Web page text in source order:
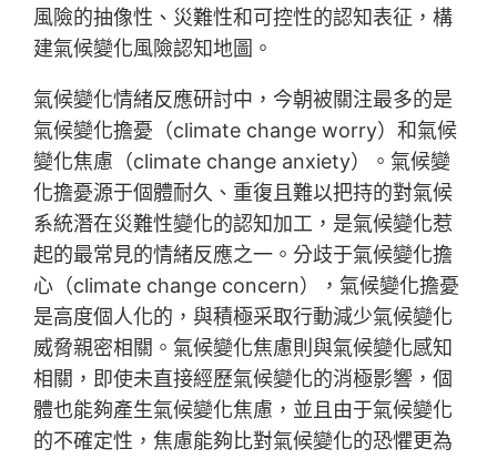
風險的抽像性、災難性和可控性的認知表征，構
建氣候變化風險認知地圖。
氣候變化情緒反應研討中，今朝被關注最多的是
氣候變化擔憂（climate change worry）和氣候
變化焦慮（climate change anxiety）。氣候變
化擔憂源于個體耐久、重復且難以把持的對氣候
系統潛在災難性變化的認知加工，是氣候變化惹
起的最常見的情緒反應之一。分歧于氣候變化擔
心（climate change concern），氣候變化擔憂
是高度個人化的，與積極采取行動減少氣候變化
威脅親密相關。氣候變化焦慮則與氣候變化感知
相關，即使未直接經歷氣候變化的消極影響，個
體也能夠產生氣候變化焦慮，並且由于氣候變化
的不確定性，焦慮能夠比對氣候變化的恐懼更為